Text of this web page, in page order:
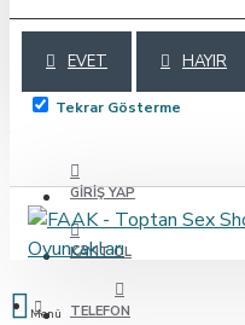
EVET HAYIR
Tekrar Gösterme
GIRIŞ YAP
KAYIT OL
TELEFON